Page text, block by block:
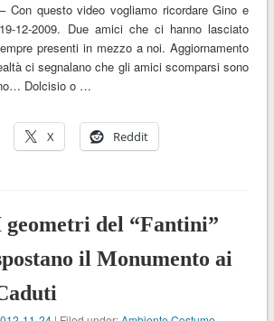
Con questo video vogliamo ricordare Gino e
12-2009. Due amici che ci hanno lasciato
presenti in mezzo a noi. Aggiornamento
ci segnalano che gli amici scomparsi sono
Dolcisio o …
X Reddit
geometri del “Fantini”
il Monumento ai